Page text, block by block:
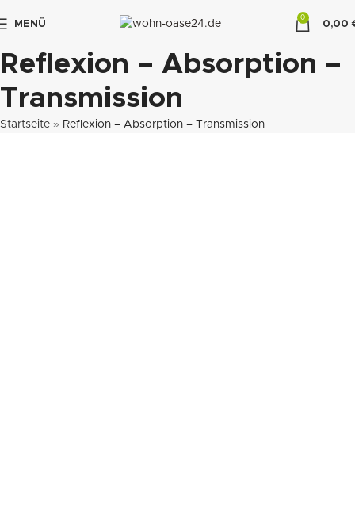
MENÜ
0
0,00
Reflexion – Absorption –
Transmission
Startseite » Reflexion – Absorption – Transmission